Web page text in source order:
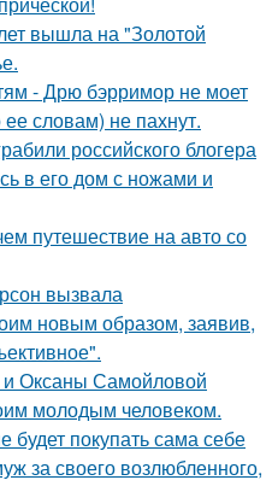
вышла на "Золотой
- Дрю бэрримор не моет
словам) не пахнут.
российского блогера
в его дом с ножами и
путешествие на авто со
вызвала
новым образом, заявив,
и Оксаны Самойловой
молодым человеком.
покупать сама себе
за своего возлюбленного,